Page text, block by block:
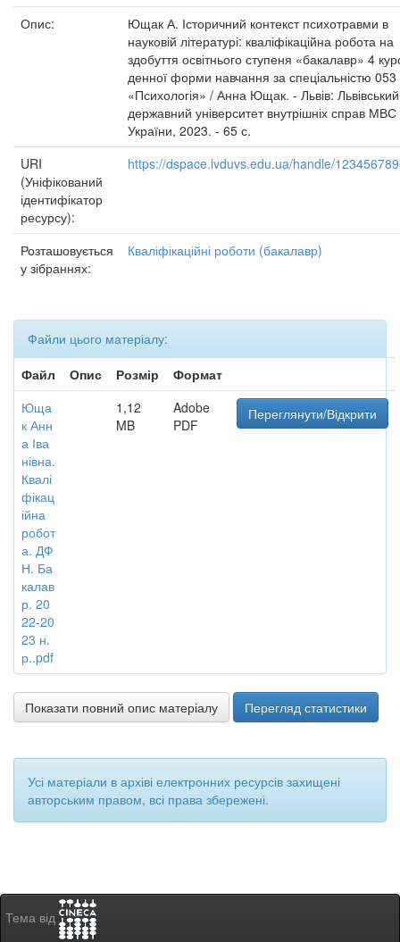
Опис:
Ющак А. Історичний контекст психотравми в
науковій літературі: кваліфікаційна робота на
здобуття освітнього ступеня «бакалавр» 4
денної форми навчання за спеціальністю 053
«Психологія» / Анна Ющак. - Львів: Львівський
державний університет внутрішніх справ МВС
України, 2023. - 65 с.
URI
(Уніфікований
ідентифікатор
ресурсу):
https://dspace.lvduvs.edu.ua/handle/
Розташовується
у зібраннях:
Кваліфікаційні роботи (бакалавр)
Файли цього матеріалу:
Файл
Опис Розмір
Формат
Юща
к Анн
а Іва
нівна.
Квалі
фікац
ійна
робот
а. ДФ
Н. Ба
калав
р. 20
22-20
23 н.
р..pdf
1,12
MB
Adobe
PDF
Переглянути/Відкрити
Показати повний опис матеріалу Перегляд статистики
Усі матеріали в архіві електронних ресурсів захищені
авторським правом, всі права збережені.
Тема від